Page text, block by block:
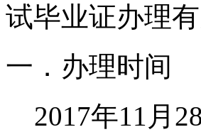
试毕业证办理
一．办理时间
2017年11月